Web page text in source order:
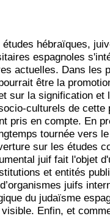
hébraïques,
espagnoles
actuelles. Dans les
être la
sur la signification et
culturels de cette
pris en compte. En
tournée vers
sur les études
juif fait l'objet
et entités
juifs
du judaïsme
Enfin, et